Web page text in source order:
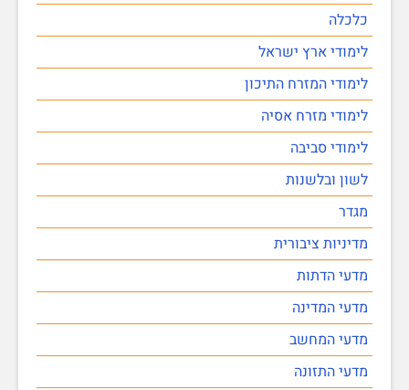
כלכלה
לימודי ארץ ישראל
לימודי המזרח התיכון
לימודי מזרח אסיה
לימודי סביבה
לשון ובלשנות
מגדר
מדיניות ציבורית
מדעי הדתות
מדעי המדינה
מדעי המחשב
מדעי התזונה